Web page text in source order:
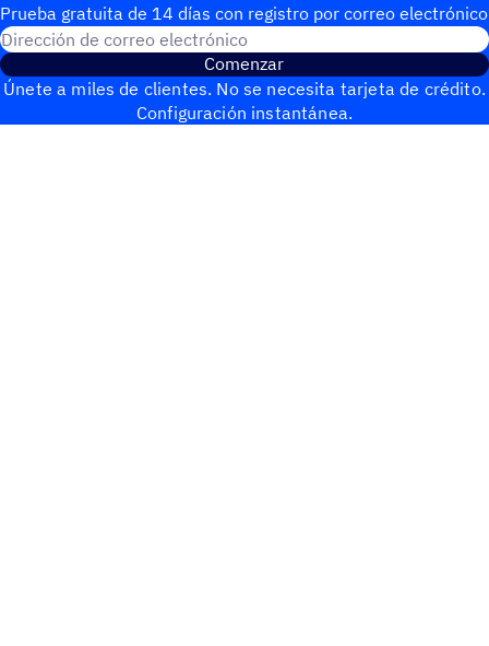
Prueba gratuita de 14 días con regis­tro por correo electrónico
Dirección de correo electrónico
Comenzar
Únete a miles de clientes. No se necesita tarjeta de crédito.
Configuración instantánea.